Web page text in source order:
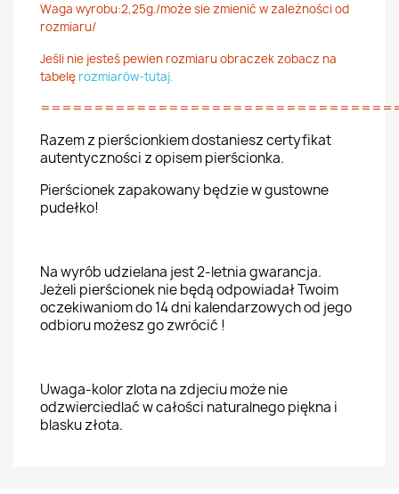
Waga wyrobu:2,25g./może sie zmienić w zależności od
rozmiaru/
Jeśli nie jesteś pewien rozmiaru obraczek zobacz na
tabelę rozmiarów-tutaj.
Razem z pierścionkiem dostaniesz certyfikat
autentyczności z opisem pierścionka.
Pierścionek zapakowany będzie w gustowne
pudełko!
Na wyrób udzielana jest 2-letnia gwarancja.
Jeżeli pierścionek nie będą odpowiadał Twoim
oczekiwaniom do 14 dni kalendarzowych od jego
odbioru możesz go zwrócić !
Uwaga-kolor zlota na zdjeciu może nie
odzwierciedlać w całości naturalnego piękna i
blasku złota.